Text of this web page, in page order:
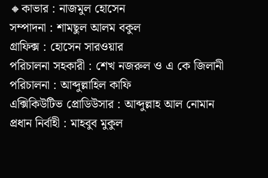
🔸কাভার : নাজমুল হোসেন
সম্পাদনা : শামছুল আলম বকুল
গ্রাফিক্স : হোসেন সারওয়ার
পরিচালনা সহকারী : শেখ নজরুল ও এ কে জিলানী
পরিচালনা : আব্দুল্লাহিল কাফি
এক্সিকিউটিভ প্রোডিউসার : আব্দুল্লাহ আল নোমান
প্রধান নির্বাহী : মাহবুব মুকুল